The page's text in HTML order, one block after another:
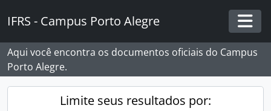
IFRS - Campus Porto Alegre
Aqui você encontra os documentos oficiais do Campus
Porto Alegre.
Limite seus resultados por: